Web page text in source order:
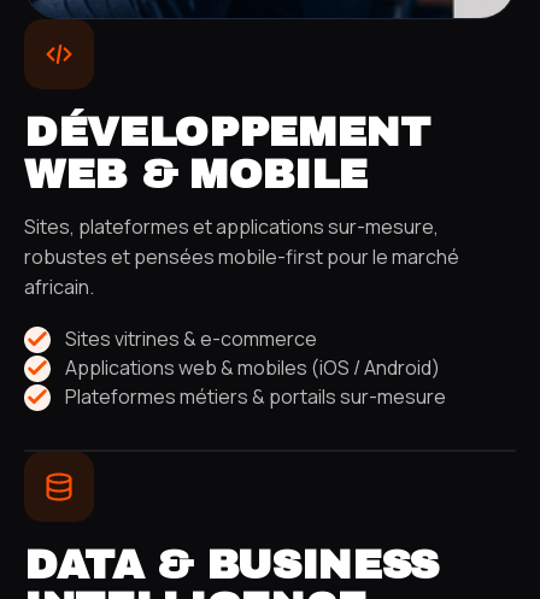
DÉVELOPPEMENT
WEB & MOBILE
Sites, plateformes et applications sur-mesure,
robustes et pensées mobile-first pour le marché
africain.
Sites vitrines & e-commerce
Applications web & mobiles (iOS / Android)
Plateformes métiers & portails sur-mesure
DATA & BUSINESS